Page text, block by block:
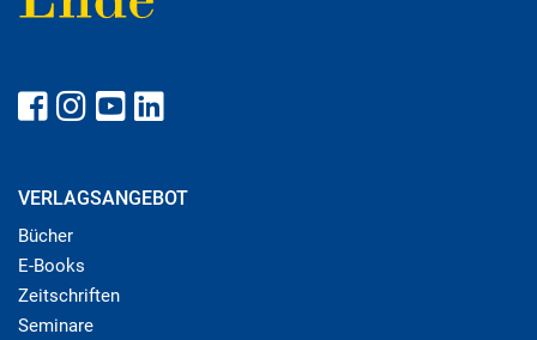
VERLAGSANGEBOT
Bücher
E-Books
Zeitschriften
Seminare